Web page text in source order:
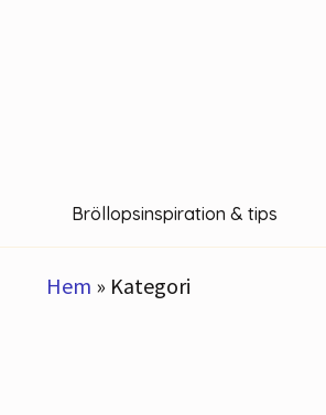
Bröllopsinspiration & tips
Hem » Kategori